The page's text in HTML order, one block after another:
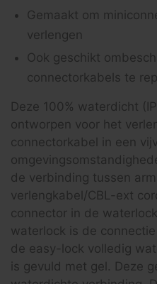
Gemaakt om
verlengen
Ook geschikt
connectorkabels te
Deze 100% waterdicht
ontworpen voor het
connectorkabel in een
de verbinding tussen
verlengkabel/CBL-ext
connector in de
waterlock is de
de easy-lock volledig
is gevuld met gel. Deze